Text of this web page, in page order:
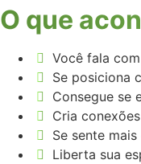
O que
Você fala
Se posiciona
Consegue se
Cria
Se sente
Liberta sua